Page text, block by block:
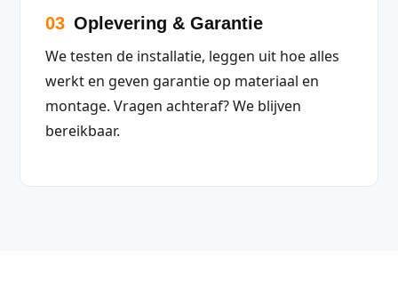
03 Oplevering & Garantie
We testen de installatie, leggen uit hoe alles
werkt en geven garantie op materiaal en
montage. Vragen achteraf? We blijven
bereikbaar.